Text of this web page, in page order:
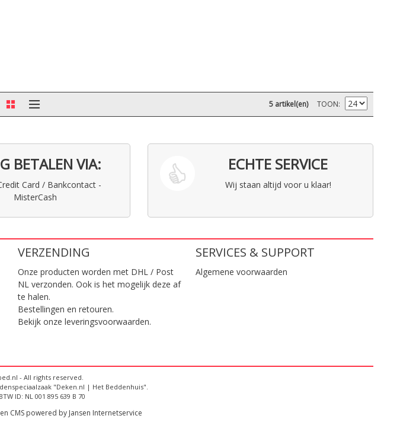
5 artikel(en) TOON
BETALEN VIA:
Card / Bankcontact -
MisterCash
ECHTE SERVICE
Wij staan altijd voor u klaar!
VERZENDING
Onze producten worden met DHL / Post
NL verzonden. Ook is het mogelijk deze af
te halen.
Bestellingen en retouren.
Bekijk onze leveringsvoorwaarden.
SERVICES & SUPPORT
Algemene voorwaarden
- All rights reserved.
"Deken.nl | Het Beddenhuis".
ID: NL 001 895 639 B 70